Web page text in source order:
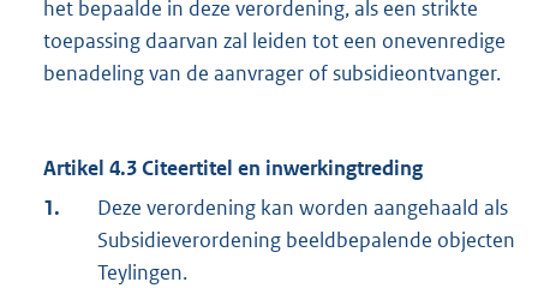
het bepaalde in deze verordening, als een strikte
toepassing daarvan zal leiden tot een onevenredige
benadeling van de aanvrager of subsidieontvanger.
Artikel 4.3 Citeertitel en inwerkingtreding
1.
Deze verordening kan worden aangehaald als
Subsidieverordening beeldbepalende objecten
Teylingen.